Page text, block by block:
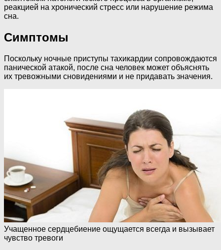
реакцией на хронический стресс или нарушение режима
сна.
Симптомы
Поскольку ночные приступы тахикардии сопровождаются
панической атакой, после сна человек может объяснять
их тревожными сновидениями и не придавать значения.
Учащенное сердцебиение ощущается всегда и вызывает
чувство тревоги